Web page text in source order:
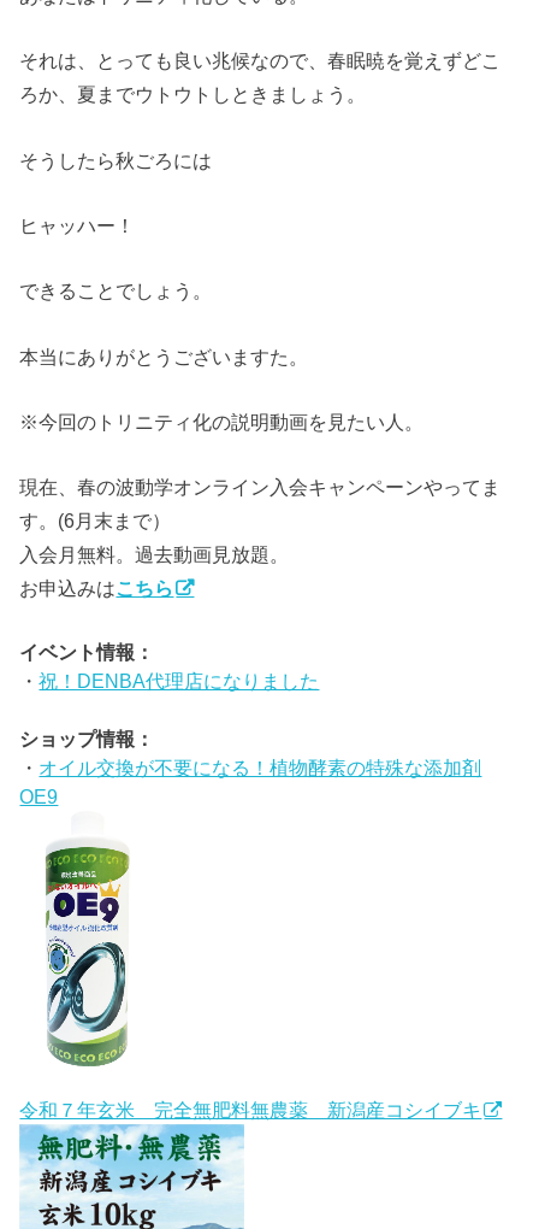
それは、とっても良い兆候なので、春眠暁を覚えずどこ
ろか、夏までウトウトしときましょう。
そうしたら秋ごろには
ヒャッハー！
できることでしょう。
本当にありがとうございますた。
※今回のトリニティ化の説明動画を見たい人。
現在、春の波動学オンライン入会キャンペーンやってま
す。(6月末まで）
入会月無料。過去動画見放題。
お申込みはこちら
イベント情報：
・祝！DENBA代理店になりました
ショップ情報：
・ オイル交換が不要になる！植物酵素の特殊な添加剤
OE9
令和７年玄米 完全無肥料無農薬 新潟産コシイブキ